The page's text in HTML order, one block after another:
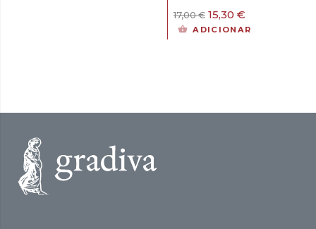
17,00€ O
preço
15,30 €O
preço
ADICIONAR